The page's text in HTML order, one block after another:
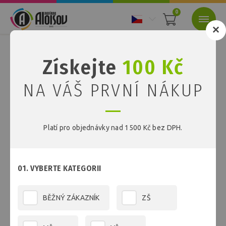
0
Barevné recyklované
papíry
FILTR
NEJPRODÁVANĚJŠÍ V KATEGORII
Získejte100 Kč
NA VÁŠ PRVNÍ NÁKUP
Platí pro objednávky nad 1500 Kč bez DPH.
01. VYBERTE KATEGORII
BĚŽNÝ ZÁKAZNÍK ZŠ